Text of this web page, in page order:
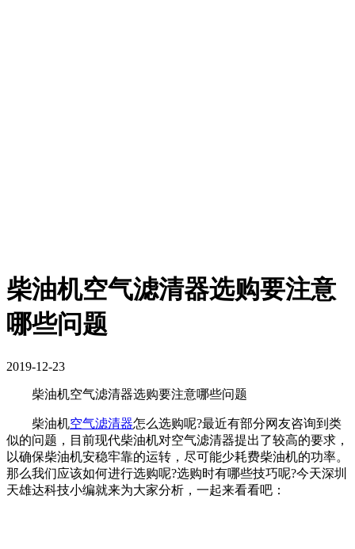
柴油机空气滤清器选购要注意
哪些问题
2019-12-23
柴油机空气滤清器选购要注意哪些问题
柴油机空气滤清器怎么选购呢?最近有部分网友咨询到类
似的问题，目前现代柴油机对空气滤清器提出了较高的要求，
以确保柴油机安稳牢靠的运转，尽可能少耗费柴油机的功率。
那么我们应该如何进行选购呢?选购时有哪些技巧呢?今天深圳
天雄达科技小编就来为大家分析，一起来看看吧：